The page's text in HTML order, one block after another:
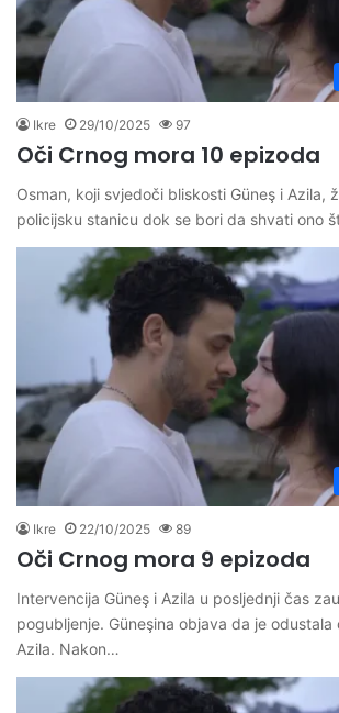
Ikre 29/10/2025 97
Oči Crnog mora 10 epizoda
Osman, koji svjedoči bliskosti Güneş i Azila,
policijsku stanicu dok se bori da shvati ono
Ikre 22/10/2025 89
Oči Crnog mora 9 epizoda
Intervencija Güneş i Azila u posljednji čas
pogubljenje. Güneşina objava da je
Azila. Nakon…